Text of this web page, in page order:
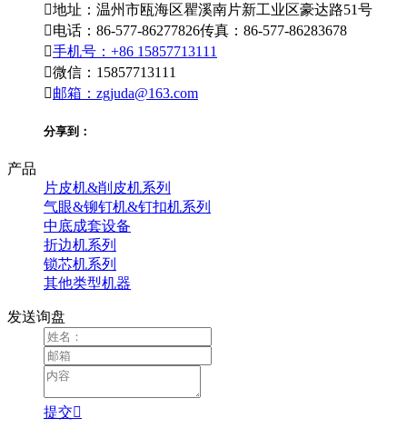
地址：温州市瓯海区瞿溪南片新工业区豪达路51号
电话：86-577-86277826传真：86-577-86283678
手机号：+86 15857713111
微信：15857713111
邮箱：zgjuda@163.com
分享到：
产品
片皮机&削皮机系列
气眼&铆钉机&钉扣机系列
中底成套设备
折边机系列
锁芯机系列
其他类型机器
发送询盘
提交